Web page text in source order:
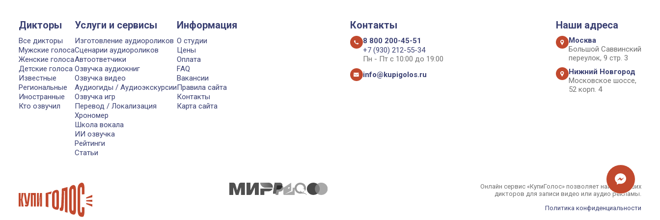
Дикторы
Все дикторы
Мужские голоса
Женские голоса
Детские голоса
Известные
Региональные
Иностранные
Кто озвучил
Услуги и сервисы
Изготовление аудиороликов
Сценарии аудиороликов
Автоответчики
Озвучка аудиокниг
Озвучка видео
Аудиогиды / Аудиоэкскурсии
Озвучка игр
Перевод / Локализация
Хрономер
Школа вокала
ИИ озвучка
Рейтинги
Статьи
Информация
О студии
Цены
Оплата
FAQ
Вакансии
Правила сайта
Контакты
Карта сайта
Контакты
8 800 200-45-51
+7 (930) 212-55-34
Пн - Пт с 10:00 до 19:00
info@kupigolos.ru
Наши адреса
Москва
Большой Саввинский
переулок, 9 стр. 3
Нижний Новгород
Московское шоссе,
52 корп. 4
Онлайн сервис «КупиГолос» позволяет найти лучших
дикторов для записи видео или аудио рекламы.
Политика конфиденциальности